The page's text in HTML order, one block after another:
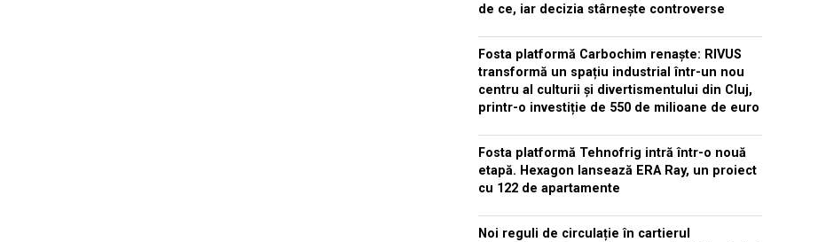
de ce, iar decizia stârnește controverse
Fosta platformă Carbochim renaște: RIVUS
transformă un spațiu industrial într-un nou
centru al culturii și divertismentului din Cluj,
printr-o investiție de 550 de milioane de euro
Fosta platformă Tehnofrig intră într-o nouă
etapă. Hexagon lansează ERA Ray, un proiect
cu 122 de apartamente
Noi reguli de circulație în cartierul